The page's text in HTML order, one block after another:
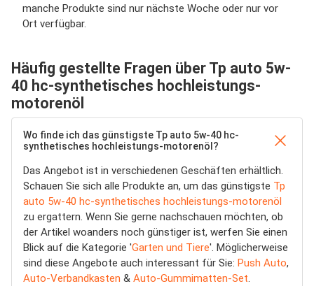
manche Produkte sind nur nächste Woche oder nur vor
Ort verfügbar.
Häufig gestellte Fragen über Tp auto 5w-
40 hc-synthetisches hochleistungs-
motorenöl
Wo finde ich das günstigste Tp auto 5w-40 hc-
synthetisches hochleistungs-motorenöl?
Das Angebot ist in verschiedenen Geschäften erhältlich.
Schauen Sie sich alle Produkte an, um das günstigste Tp
auto 5w-40 hc-synthetisches hochleistungs-motorenöl
zu ergattern. Wenn Sie gerne nachschauen möchten, ob
der Artikel woanders noch günstiger ist, werfen Sie einen
Blick auf die Kategorie 'Garten und Tiere'. Möglicherweise
sind diese Angebote auch interessant für Sie: Push Auto,
Auto-Verbandkasten & Auto-Gummimatten-Set.